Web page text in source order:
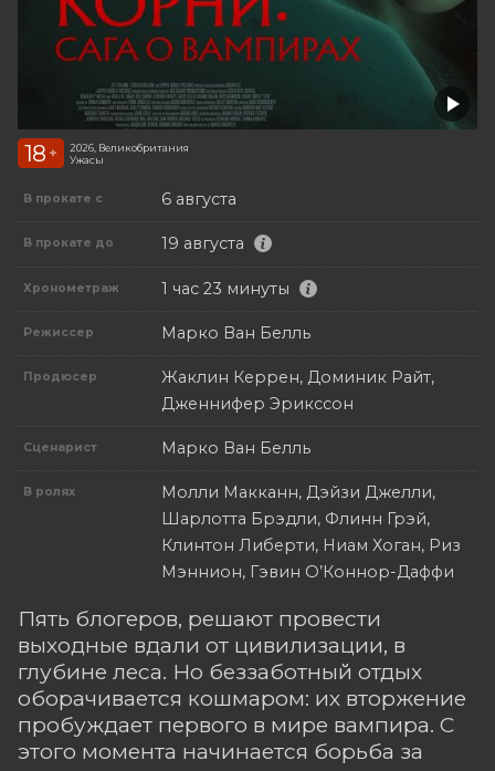
18 +
2026, Великобритания
Ужасы
В прокате с 6 августа
В прокате до 19 августа
Хронометраж 1 час 23 минуты
Режиссер Марко Ван Белль
Продюсер
Жаклин Керрен, Доминик Райт,
Дженнифер Эрикссон
Сценарист Марко Ван Белль
В ролях
Молли Макканн, Дэйзи Джелли,
Шарлотта Брэдли, Флинн Грэй,
Клинтон Либерти, Ниам Хоган, Риз
Мэннион, Гэвин О’Коннор-Даффи
Пять блогеров, решают провести
выходные вдали от цивилизации, в
глубине леса. Но беззаботный отдых
оборачивается кошмаром: их вторжение
пробуждает первого в мире вампира. С
этого момента начинается борьба за